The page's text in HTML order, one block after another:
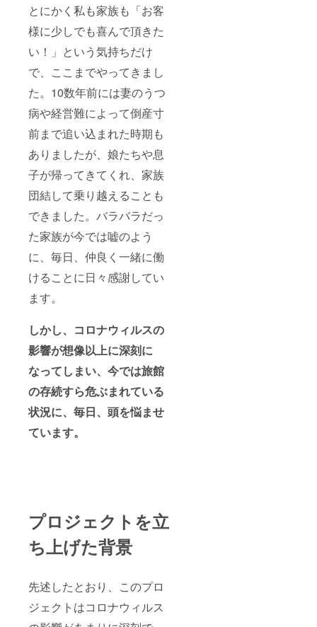
とにかく私も家族も「お客
様に少しでも喜んで頂きた
い！」という気持ちだけ
で、ここまでやってきまし
た。10数年前には妻のうつ
病や経営難によって倒産寸
前まで追い込まれた時期も
ありましたが、娘たちや息
子が帰ってきてくれ、家族
団結して乗り越えることも
できました。バラバラだっ
た家族が今では嘘のよう
に、毎日、仲良く一緒に働
けることに日々感謝してい
ます。
しかし、コロナウィルスの
影響が想像以上に深刻に
なってしまい、今では旅館
の存続すら危ぶまれている
状況に、毎日、頭を悩ませ
ています。
プロジェクトを立
ち上げた背景
先述したとおり、このプロ
ジェクトはコロナウィルス